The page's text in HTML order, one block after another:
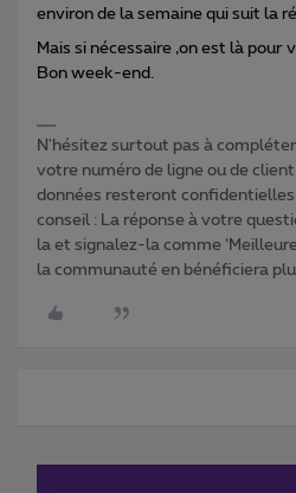
environ de la semaine qui suit la
Mais si nécessaire ,on est là pour
Bon week-end.
N'hésitez surtout pas à
votre numéro de ligne ou de
données resteront
conseil : La réponse à votre
la et signalez-la comme ‘Meilleure
la communauté en bénéficiera